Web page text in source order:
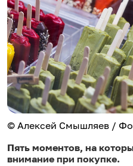
© Алексей Смышляев /
Пять моментов, на
внимание при покупке.